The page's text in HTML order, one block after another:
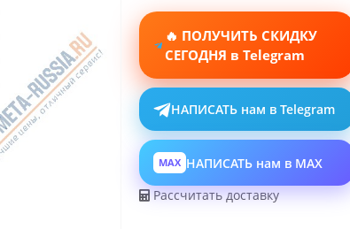
🔥 ПОЛУЧИТЬ СКИДКУ
СЕГОДНЯ в Telegram
НАПИСАТЬ нам в Telegram
MAX НАПИСАТЬ нам в MAX
Рассчитать доставку